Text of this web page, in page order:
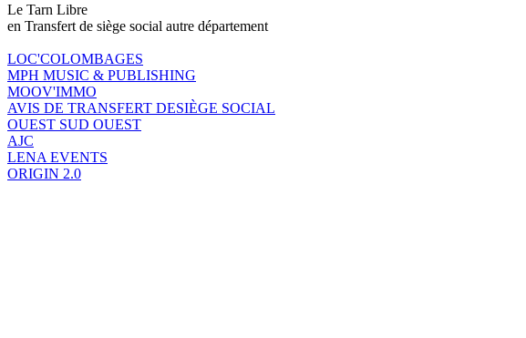
Le Tarn Libre
en Transfert de siège social autre département
LOC'COLOMBAGES
MPH MUSIC & PUBLISHING
MOOV'IMMO
AVIS DE TRANSFERT DESIÈGE SOCIAL
OUEST SUD OUEST
AJC
LENA EVENTS
ORIGIN 2.0